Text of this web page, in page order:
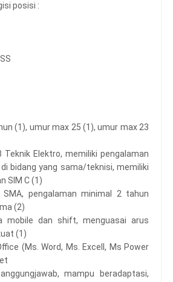
posisi :
(1), umur max 25 (1), umur max 23
Teknik Elektro, memiliki pengalaman
bidang yang sama/teknisi, memiliki
SIM C (1)
SMA, pengalaman minimal 2 tahun
(2)
mobile dan shift, menguasai arus
(1)
(Ms. Word, Ms. Excell, Ms Power
mampu beradaptasi,